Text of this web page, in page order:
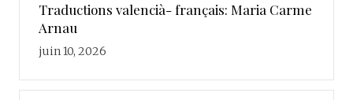
Traductions valencià- français: Maria Carme
Arnau
juin 10, 2026